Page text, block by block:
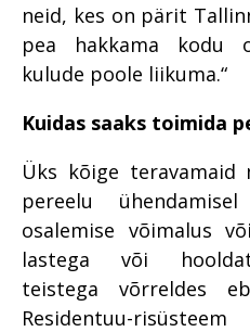
neid, kes on pärit
pea hakkama kodu
kulude poole liikuma.“
Kuidas saaks toimida
Üks kõige teravamaid
pereelu
osalemise võimalus
lastega või
teistega võrreldes
Residentuu-